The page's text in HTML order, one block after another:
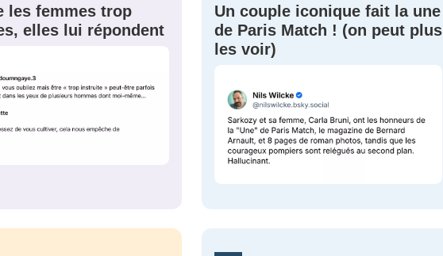
les femmes trop
elles lui répondent
Un couple iconique fait la une
de Paris Match ! (on peut plus
les voir)
C'EST PARTI M'INSCRIRE